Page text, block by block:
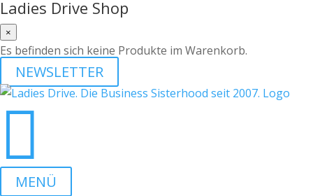
Ladies Drive Shop
×
Es befinden sich keine Produkte im Warenkorb.
NEWSLETTER

MENÜ